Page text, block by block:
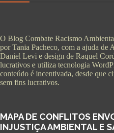
O Blog Combate Racismo
por Tania Pacheco, com a ajuda de
Daniel Levi e design de Raquel
lucrativos e utiliza tecnologia
conteúdo é incentivada, desde que
sem fins lucrativos.
MAPA DE CONFLITOS
INJUSTIÇA AMBIENTAL E